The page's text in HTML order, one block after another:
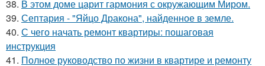
38. В этом доме царит гармония с окружающим Миром.
39. Септария - "Яйцо Дракона", найденное в земле.
40. С чего начать ремонт квартиры: пошаговая
инструкция
41. Полное руководство по жизни в квартире и ремонту